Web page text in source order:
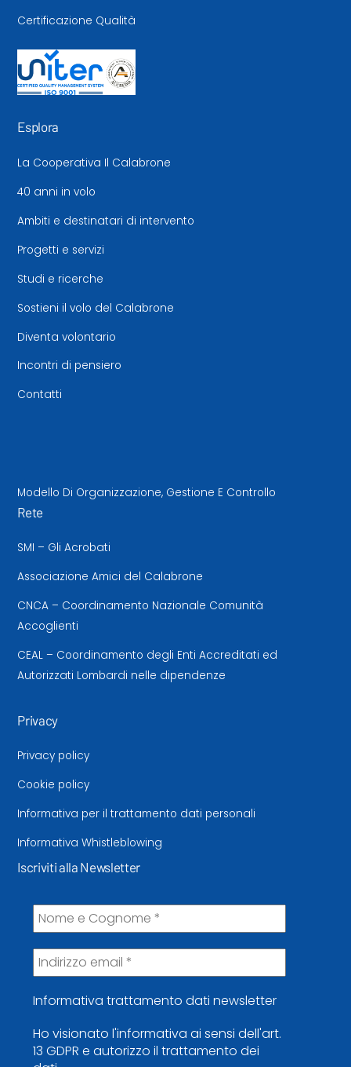
Certificazione Qualità
Esplora
La Cooperativa Il Calabrone
40 anni in volo
Ambiti e destinatari di intervento
Progetti e servizi
Studi e ricerche
Sostieni il volo del Calabrone
Diventa volontario
Incontri di pensiero
Contatti
Modello Di Organizzazione, Gestione E Controllo
Rete
SMI – Gli Acrobati
Associazione Amici del Calabrone
CNCA – Coordinamento Nazionale Comunità
Accoglienti
CEAL – Coordinamento degli Enti Accreditati ed
Autorizzati Lombardi nelle dipendenze
Privacy
Privacy policy
Cookie policy
Informativa per il trattamento dati personali
Informativa Whistleblowing
Iscriviti alla Newsletter
Informativa trattamento dati newsletter
Ho visionato l'informativa ai sensi dell'art.
13 GDPR e autorizzo il trattamento dei